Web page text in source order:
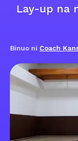
Lay-up na
Binuo ni Coach